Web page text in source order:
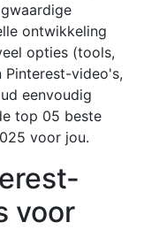
ontwikkeling
opties (tools,
video's,
eenvoudig
top 05 beste
voor jou.
voor